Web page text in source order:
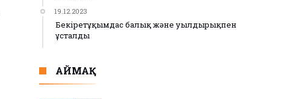
19.12.2023
Бекіретұқымдас балық және уылдырықпен
ұсталды
АЙМАҚ